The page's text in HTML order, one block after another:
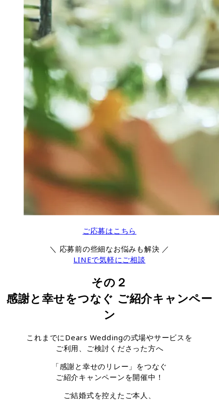
ご応募はこちら
＼ 応募前の些細なお悩みも解決 ／
LINEで気軽にご相談
その２
感謝と幸せをつなぐ ご紹介キャンペー
ン
これまでにDears Weddingの式場やサービスを
ご利用、ご検討くださった方へ
「感謝と幸せのリレー」をつなぐ
ご紹介キャンペーンを開催中！
ご結婚式を控えたご本人、